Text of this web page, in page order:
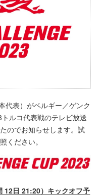
代表）がベルギー／ゲンク
ルコ代表戦のテレビ放送
のでお知らせします。試
ください。
12日 21:20）キックオフ予